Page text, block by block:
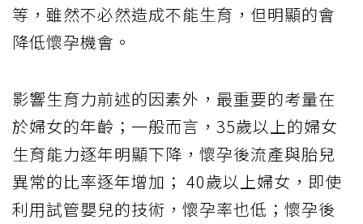
等，雖然不必然造成不能生育，但明顯的會
降低懷孕機會。
影響生育力前述的因素外，最重要的考量在
於婦女的年齡；一般而言，35歲以上的婦女
生育能力逐年明顯下降，懷孕後流產與胎兒
異常的比率逐年增加； 40歲以上婦女，即使
利用試管嬰兒的技術，懷孕率也低；懷孕後